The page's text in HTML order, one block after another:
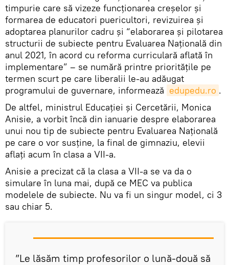
timpurie care să vizeze funcționarea creșelor și
formarea de educatori puericultori, revizuirea și
adoptarea planurilor cadru și “elaborarea și pilotarea
structurii de subiecte pentru Evaluarea Națională din
anul 2021, în acord cu reforma curriculară aflată în
implementare” – se numără printre prioritățile pe
termen scurt pe care liberalii le-au adăugat
programului de guvernare, informează edupedu.ro .
De altfel, ministrul Educației și Cercetării, Monica
Anisie, a vorbit încă din ianuarie despre elaborarea
unui nou tip de subiecte pentru Evaluarea Națională
pe care o vor susține, la final de gimnaziu, elevii
aflați acum în clasa a VII-a.
Anisie a precizat că la clasa a VII-a se va da o
simulare în luna mai, după ce MEC va publica
modelele de subiecte. Nu va fi un singur model, ci 3
sau chiar 5.
”Le lăsăm timp profesorilor o lună-două să